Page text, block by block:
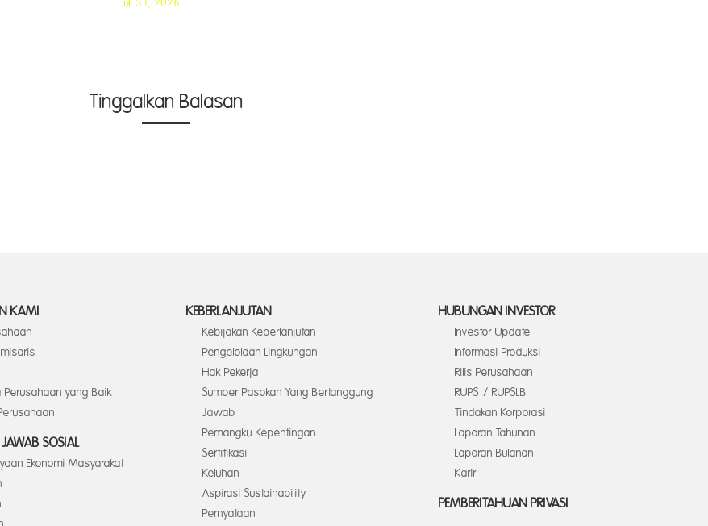
Juli 31, 2026
Tinggalkan Balasan
KAMI
Perusahaan yang Baik
SOSIAL
Ekonomi Masyarakat
KEBERLANJUTAN
Kebijakan Keberlanjutan
Pengelolaan Lingkungan
Hak Pekerja
Sumber Pasokan Yang Bertanggung
Jawab
Pemangku Kepentingan
Sertifikasi
Keluhan
Aspirasi Sustainability
Pernyataan
HUBUNGAN INVESTOR
Investor Update
Informasi Produksi
Rilis Perusahaan
RUPS / RUPSLB
Tindakan Korporasi
Laporan Tahunan
Laporan Bulanan
Karir
PEMBERITAHUAN PRIVASI